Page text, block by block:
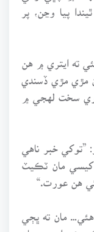
پيا وڃن، پر
ته ايتري ۾ هن
مڙي مڙي ڏسندي
سخت لهجي ۾
”توکي خبر ناهي
کيسي مان ٽڪيٽ
هن عورت.“
مان ته ڀڄي
پئي اچي … مان